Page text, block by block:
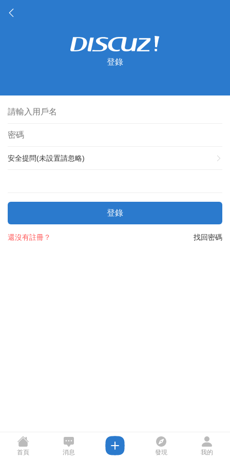
登錄
安全提問(未設置請忽略)
登錄
找回密碼
還沒有註冊？
首頁 消息 發現 我的